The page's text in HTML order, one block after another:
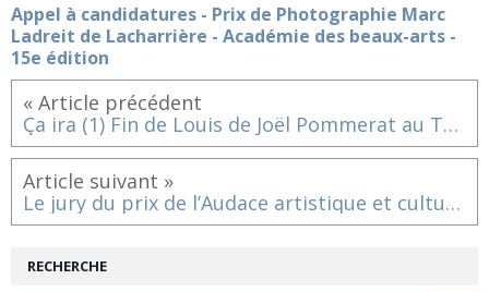
Appel à candidatures - Prix de Photographie Marc
Ladreit de Lacharrière - Académie des beaux-arts -
15e édition
« Article précédent
Ça ira (1) Fin de Louis de Joël Pommerat au Théâtre de la Porte Saint-Martin à partir du 13 avril
Article suivant »
Le jury du prix de l’Audace artistique et culturelle 2019 a désigné les 3 projets lauréats
RECHERCHE